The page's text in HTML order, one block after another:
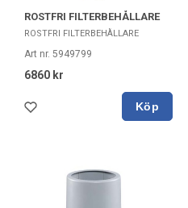
ROSTFRI FILTERBEHÅLLARE
ROSTFRI FILTERBEHÅLLARE
Art nr. 5949799
6860 kr
Köp